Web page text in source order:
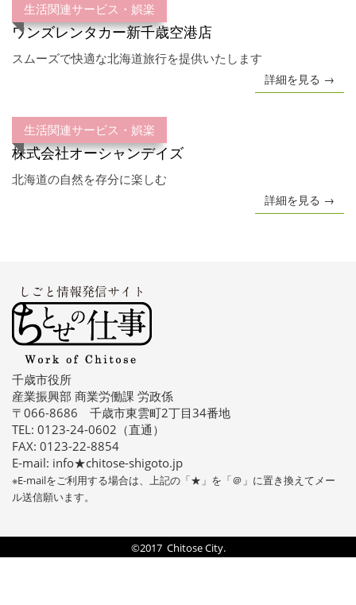
生活関連サービス・娯楽
ワンズレンタカー新千歳空港店
スムーズで快適な北海道旅行を提供いたします
詳細を見る →
生活関連サービス・娯楽
株式会社オーシャンデイズ
北海道の自然を存分に楽しむ
詳細を見る →
千歳市役所
産業振興部 商業労働課 労政係
〒066-8686 千歳市東雲町2丁目34番地
TEL: 0123-24-0602（直通）
FAX: 0123-22-8854
E-mail: info★chitose-shigoto.jp
※E-mailをご利用する場合は、上記の「★」を「＠」に置き換えてメー
ル送信願います。
©2017 Chitose City.